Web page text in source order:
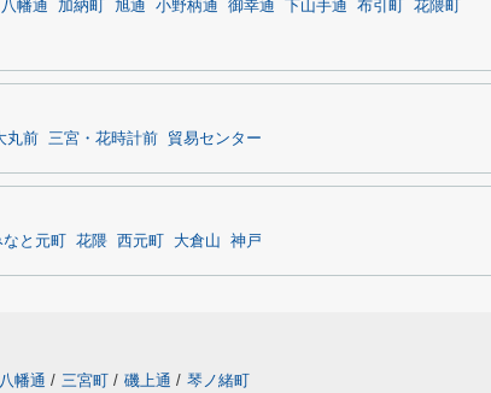
八幡通 加納町 旭通 小野柄通 御幸通 下山手通 布引町
花隈町
丸前 三宮・花時計前 貿易センター
と元町 花隈 西元町 大倉山 神戸
八幡通 / 三宮町 / 磯上通 / 琴ノ緒町